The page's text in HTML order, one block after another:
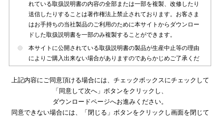
れている取扱説明書の内容の全部または一部を複製、改修したり
送信したりすることは著作権法上禁止されております。お客さま
はお手持ちの当社製品のご利用のために本サイトからダウンロー
ドした取扱説明書を一部のみ複製することができます。
本サイトに公開されている取扱説明書の製品が生産中止等の理由
によりご購入出来ない場合がありますのであらかじめご了承くだ
本サイトに公開されている取扱説明書は、製品が発売された時点
のものを掲載しております。従いまして本サイトに掲載されてい
る取扱説明書の記載内容とお客さまがお持ちの製品の仕様がその
後のマイナーチェンジ等で変更になる場合がございます。本サイ
上記内容にご同意頂ける場合には、チェックボックスにチェックして
「同意して次へ」ボタンをクリックし、
ダウンロードページへお進みください。
同意できない場合には、「閉じる」ボタンをクリックし画面を閉じて